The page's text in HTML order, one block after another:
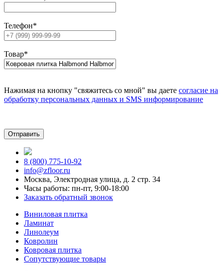
Телефон*
Товар*
Нажимая на кнопку "свяжитесь со мной" вы даете согласие на
обработку персональных данных и SMS информирование
8 (800) 775-10-92
info@zfloor.ru
Москва, Электродная улица, д. 2 стр. 34
Часы работы: пн-пт, 9:00-18:00
Заказать обратный звонок
Виниловая плитка
Ламинат
Линолеум
Ковролин
Ковровая плитка
Сопутствующие товары